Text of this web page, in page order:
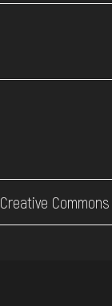
Creative